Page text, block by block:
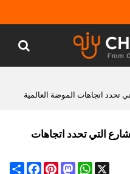
التي تحدد اتجاهات
Share
FacebookPinterest
Mastodon
WhatsApp
X